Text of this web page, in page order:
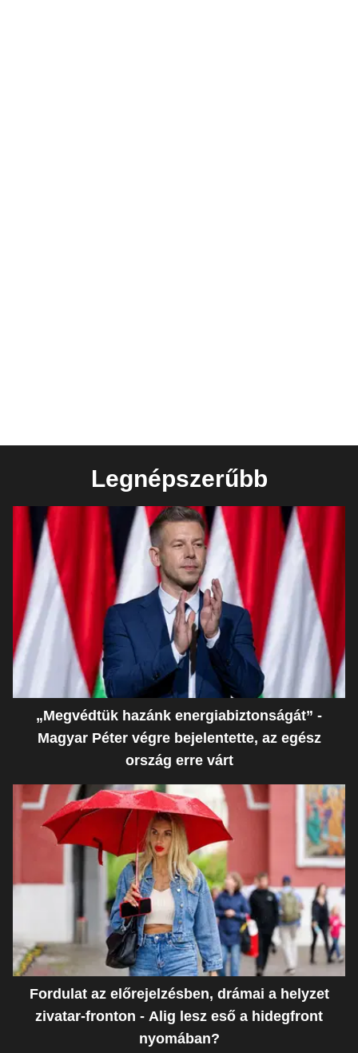
Legnépszerűbb
„Megvédtük hazánk energiabiztonságát” -
Magyar Péter végre bejelentette, az egész
ország erre várt
Fordulat az előrejelzésben, drámai a helyzet
zivatar-fronton - Alig lesz eső a hidegfront
nyomában?